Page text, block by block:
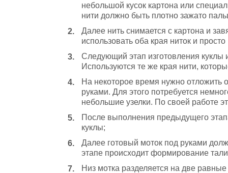
небольшой кусок картона или
нити должно быть плотно зажато
Далее нить снимается с картона и
использовать оба края ниток и
Следующий этап изготовления куклы
Используются те же края нити,
На некоторое время нужно отложить
руками. Для этого потребуется
небольшие узелки. По своей работе
После выполнения предыдущего
куклы;
Далее готовый моток под руками
этапе происходит формирование
Низ мотка разделяется на две